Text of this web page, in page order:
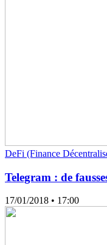
DeFi (Finance
Telegram : de
17/01/2018 • 17:00